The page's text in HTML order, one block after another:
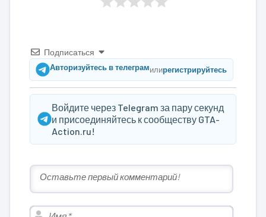
Подписаться
Авторизуйтесь в телеграмилирегистрируйтесь
Войдите через Telegram за пару секунд
и присоединяйтесь к сообществу GTA-
Action.ru!
Имя*